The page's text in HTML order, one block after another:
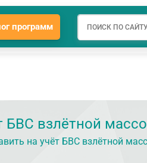
Главная О компании
программ
БВС взлётной
на учёт БВС взлётной